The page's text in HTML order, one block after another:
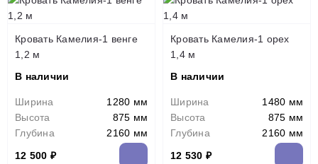
Кровать Камелия-1 венге
1,2 м
В наличии
Ширина
1280 мм
Высота
875 мм
Глубина
2160 мм
12 500 ₽
Кровать Камелия-1 орех
1,4 м
В наличии
Ширина
1480 мм
Высота
875 мм
Глубина
2160 мм
12 530 ₽